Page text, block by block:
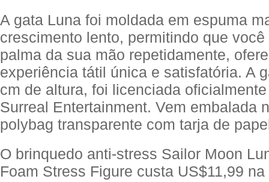
A gata Luna foi moldada em espuma
crescimento lento, permitindo que
palma da sua mão repetidamente,
experiência tátil única e satisfatória. A
cm de altura, foi licenciada
Surreal Entertainment. Vem embalada
polybag transparente com tarja de
O brinquedo anti-stress Sailor Moon
Foam Stress Figure custa US$11,99